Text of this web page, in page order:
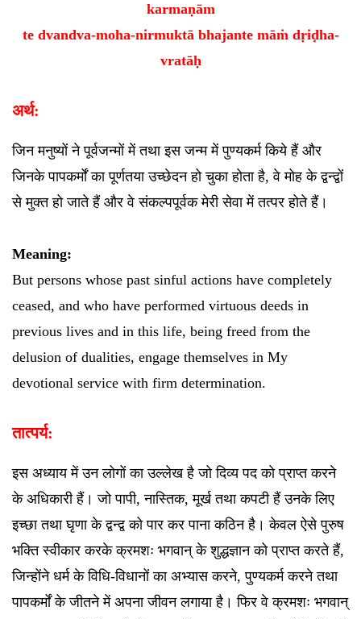
karmaṇām
te dvandva-moha-nirmuktā bhajante māṁ dṛiḍha-
vratāḥ
अर्थ:
जिन मनुष्यों ने पूर्वजन्मों में तथा इस जन्म में पुण्यकर्म किये हैं और
जिनके पापकर्मों का पूर्णतया उच्छेदन हो चुका होता है, वे मोह के द्वन्द्वों
से मुक्त हो जाते हैं और वे संकल्पपूर्वक मेरी सेवा में तत्पर होते हैं।
Meaning:
But persons whose past sinful actions have completely
ceased, and who have performed virtuous deeds in
previous lives and in this life, being freed from the
delusion of dualities, engage themselves in My
devotional service with firm determination.
तात्पर्य:
इस अध्याय में उन लोगों का उल्लेख है जो दिव्य पद को प्राप्त करने
के अधिकारी हैं। जो पापी, नास्तिक, मूर्ख तथा कपटी हैं उनके लिए
इच्छा तथा घृणा के द्वन्द्व को पार कर पाना कठिन है। केवल ऐसे पुरुष
भक्ति स्वीकार करके क्रमशः भगवान् के शुद्धज्ञान को प्राप्त करते हैं,
जिन्होंने धर्म के विधि-विधानों का अभ्यास करने, पुण्यकर्म करने तथा
पापकर्मों के जीतने में अपना जीवन लगाया है। फिर वे क्रमशः भगवान्